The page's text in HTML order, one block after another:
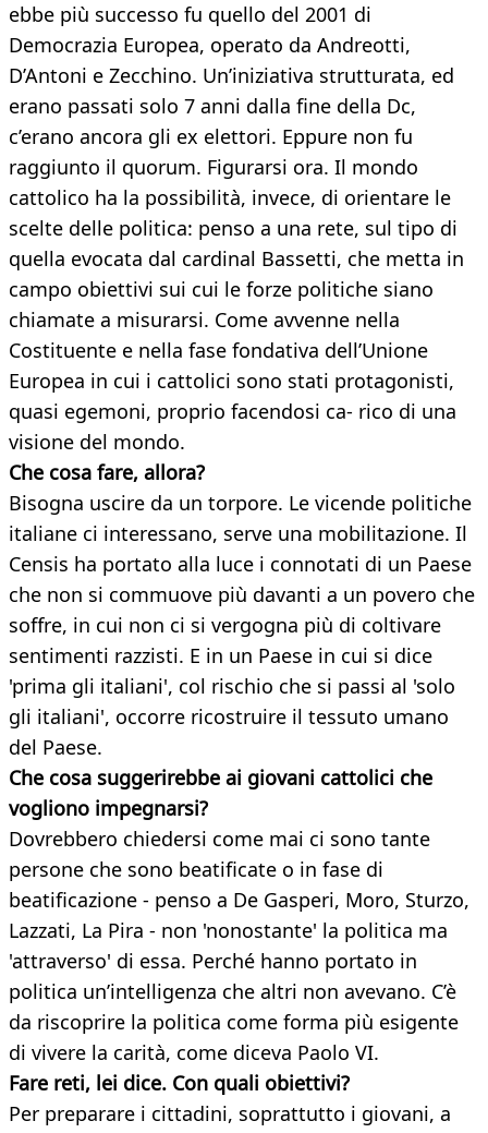
ebbe più successo fu quello del 2001 di
Democrazia Europea, operato da Andreotti,
D’Antoni e Zecchino. Un’iniziativa strutturata, ed
erano passati solo 7 anni dalla fine della Dc,
c’erano ancora gli ex elettori. Eppure non fu
raggiunto il quorum. Figurarsi ora. Il mondo
cattolico ha la possibilità, invece, di orientare le
scelte delle politica: penso a una rete, sul tipo di
quella evocata dal cardinal Bassetti, che metta in
campo obiettivi sui cui le forze politiche siano
chiamate a misurarsi. Come avvenne nella
Costituente e nella fase fondativa dell’Unione
Europea in cui i cattolici sono stati protagonisti,
quasi egemoni, proprio facendosi ca- rico di una
visione del mondo.
Che cosa fare, allora?
Bisogna uscire da un torpore. Le vicende politiche
italiane ci interessano, serve una mobilitazione. Il
Censis ha portato alla luce i connotati di un Paese
che non si commuove più davanti a un povero che
soffre, in cui non ci si vergogna più di coltivare
sentimenti razzisti. E in un Paese in cui si dice
'prima gli italiani', col rischio che si passi al 'solo
gli italiani', occorre ricostruire il tessuto umano
del Paese.
Che cosa suggerirebbe ai giovani cattolici che
vogliono impegnarsi?
Dovrebbero chiedersi come mai ci sono tante
persone che sono beatificate o in fase di
beatificazione - penso a De Gasperi, Moro, Sturzo,
Lazzati, La Pira - non 'nonostante' la politica ma
'attraverso' di essa. Perché hanno portato in
politica un’intelligenza che altri non avevano. C’è
da riscoprire la politica come forma più esigente
di vivere la carità, come diceva Paolo VI.
Fare reti, lei dice. Con quali obiettivi?
Per preparare i cittadini, soprattutto i giovani, a